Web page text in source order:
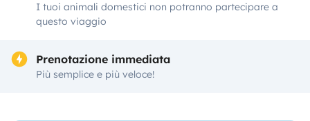
I tuoi animali domestici non potranno partecipare a
questo viaggio
Prenotazione immediata
Più semplice e più veloce!